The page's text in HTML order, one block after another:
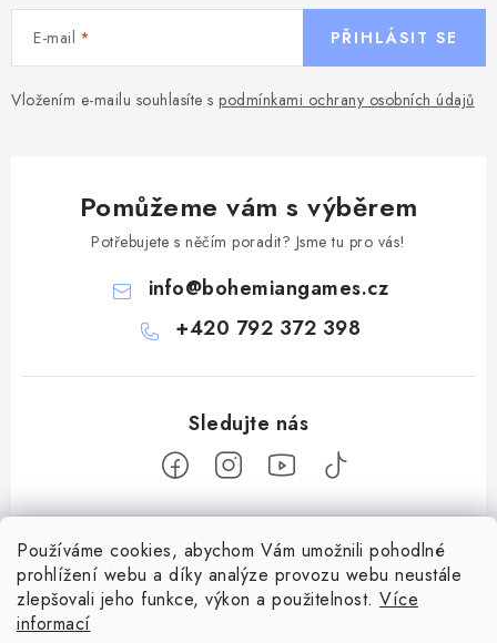
Používáme cookies, abychom Vám umožnili pohodlné
prohlížení webu a díky analýze provozu webu neustále
zlepšovali jeho funkce, výkon a použitelnost. Více
informací
E-mail
Vložením e-mailu souhlasíte s podmínkami ochrany osobních údajů
PŘIHLÁSIT SE
Pomůžeme vám s výběrem
Potřebujete s něčím poradit? Jsme tu pro vás!
info@bohemiangames.cz
+420 792 372 398
Z
Informace pro vás
Obchodní podmínky
Facebook